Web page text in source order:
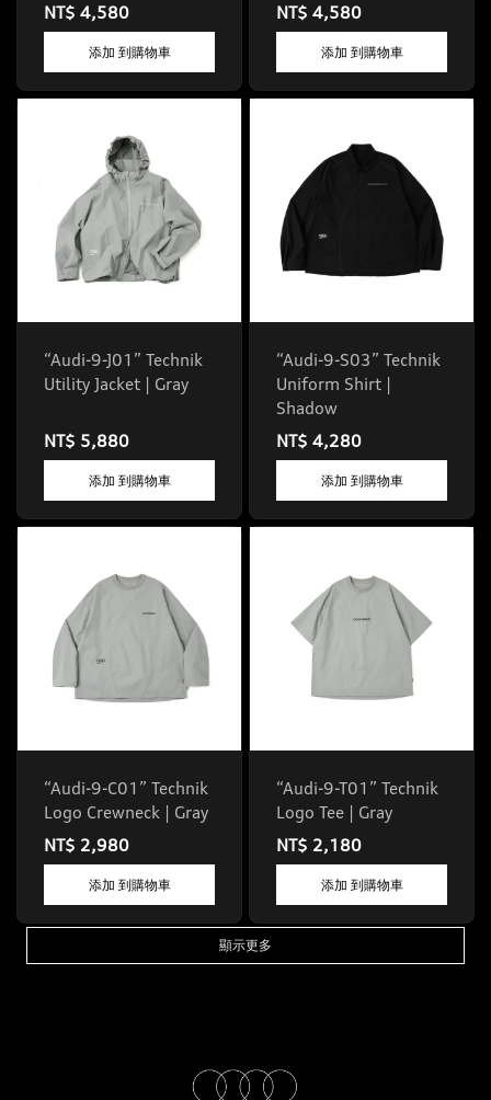
NT$ 4,580
添加 到購物車
NT$ 4,580
添加 到購物車
“Audi-9-J01” Technik
Utility Jacket | Gray
NT$ 5,880
添加 到購物車
“Audi-9-S03” Technik
Uniform Shirt |
Shadow
NT$ 4,280
添加 到購物車
“Audi-9-C01” Technik
Logo Crewneck | Gray
NT$ 2,980
添加 到購物車
“Audi-9-T01” Technik
Logo Tee | Gray
NT$ 2,180
添加 到購物車
顯示更多